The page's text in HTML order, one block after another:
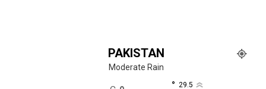
PAKISTAN
Moderate Rain
29.5
°